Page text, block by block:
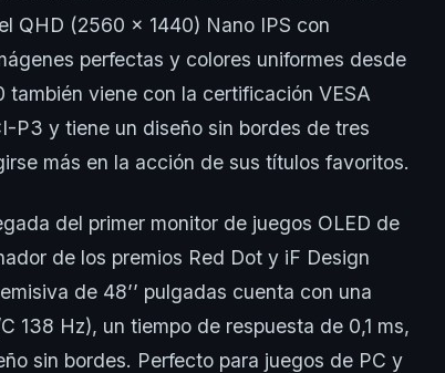
QHD (2560 x 1440) Nano IPS con
perfectas y colores uniformes desde
viene con la certificación VESA
P3 y tiene un diseño sin bordes de tres
más en la acción de sus títulos favoritos.
del primer monitor de juegos OLED de
de los premios Red Dot y iF Design
de 48’’ pulgadas cuenta con una
138 Hz), un tiempo de respuesta de 0,1 ms,
sin bordes. Perfecto para juegos de PC y